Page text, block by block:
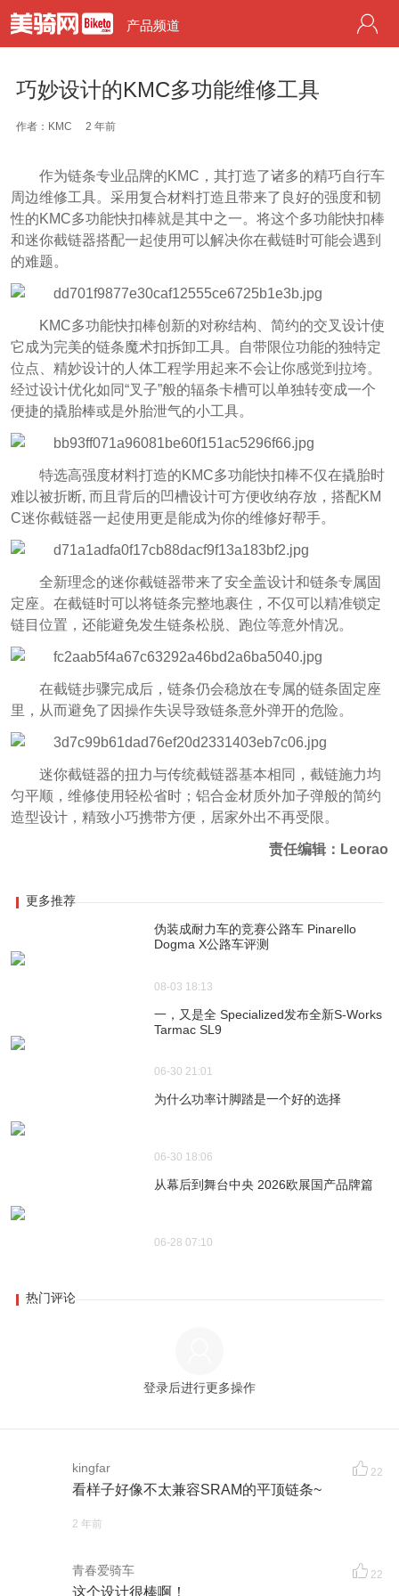
产品频道
巧妙设计的KMC多功能维修工具
作者：KMC 2 年前
作为链条专业品牌的KMC，其打造了诸多的精巧自行车
周边维修工具。采用复合材料打造且带来了良好的强度和韧
性的KMC多功能快扣棒就是其中之一。将这个多功能快扣棒
和迷你截链器搭配一起使用可以解决你在截链时可能会遇到
的难题。
KMC多功能快扣棒创新的对称结构、简约的交叉设计使
它成为完美的链条魔术扣拆卸工具。自带限位功能的独特定
位点、精妙设计的人体工程学用起来不会让你感觉到拉垮。
经过设计优化如同“叉子”般的辐条卡槽可以单独转变成一个
便捷的撬胎棒或是外胎泄气的小工具。
特选高强度材料打造的KMC多功能快扣棒不仅在撬胎时
难以被折断, 而且背后的凹槽设计可方便收纳存放，搭配KM
C迷你截链器一起使用更是能成为你的维修好帮手。
全新理念的迷你截链器带来了安全盖设计和链条专属固
定座。在截链时可以将链条完整地裹住，不仅可以精准锁定
链目位置，还能避免发生链条松脱、跑位等意外情况。
在截链步骤完成后，链条仍会稳放在专属的链条固定座
里，从而避免了因操作失误导致链条意外弹开的危险。
迷你截链器的扭力与传统截链器基本相同，截链施力均
匀平顺，维修使用轻松省时；铝合金材质外加子弹般的简约
造型设计，精致小巧携带方便，居家外出不再受限。
责任编辑：Leorao
更多推荐
伪装成耐力车的竞赛公路车 Pinarello
Dogma X公路车评测
08-03 18:13
一，又是全 Specialized发布全新S-Works
Tarmac SL9
06-30 21:01
为什么功率计脚踏是一个好的选择
06-30 18:06
从幕后到舞台中央 2026欧展国产品牌篇
06-28 07:10
热门评论
登录后进行更多操作
kingfar 22
看样子好像不太兼容SRAM的平顶链条~
2 年前
青春爱骑车 22
这个设计很棒啊！